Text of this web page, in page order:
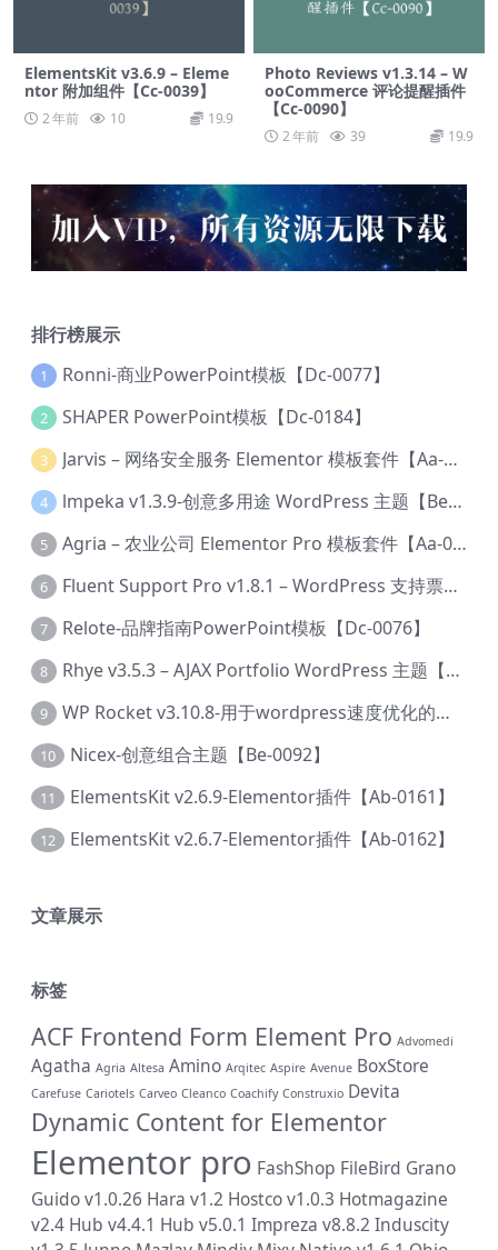
ElementsKit v3.6.9 – Eleme
ntor 附加组件【Cc-0039】
2 年前 10 19.9
Photo Reviews v1.3.14 – W
ooCommerce 评论提醒插件
【Cc-0090】
2 年前 39 19.9
排行榜展示
1 Ronni-商业PowerPoint模板【Dc-0077】
2 SHAPER PowerPoint模板【Dc-0184】
3 Jarvis – 网络安全服务 Elementor 模板套件【Aa-0035】
4 lmpeka v1.3.9-创意多用途 WordPress 主题【Be-0064】
5 Agria – 农业公司 Elementor Pro 模板套件【Aa-0003】
6 Fluent Support Pro v1.8.1 – WordPress 支持票务系统【Cc-0041】
7 Relote-品牌指南PowerPoint模板【Dc-0076】
8 Rhye v3.5.3 – AJAX Portfolio WordPress 主题【Bi-0049】
9 WP Rocket v3.10.8-用于wordpress速度优化的缓存加速插件【Cd-0019】
10 Nicex-创意组合主题【Be-0092】
11 ElementsKit v2.6.9-Elementor插件【Ab-0161】
12 ElementsKit v2.6.7-Elementor插件【Ab-0162】
文章展示
标签
ACF Frontend Form Element Pro Advomedi
Agatha Agria Altesa Amino Arqitec Aspire Avenue BoxStore
Carefuse Cariotels Carveo Cleanco Coachify Construxio Devita
Dynamic Content for Elementor
Elementor pro FashShop FileBird Grano
Guido v1.0.26 Hara v1.2 Hostco v1.0.3 Hotmagazine
v2.4 Hub v4.4.1 Hub v5.0.1 Impreza v8.8.2 Induscity